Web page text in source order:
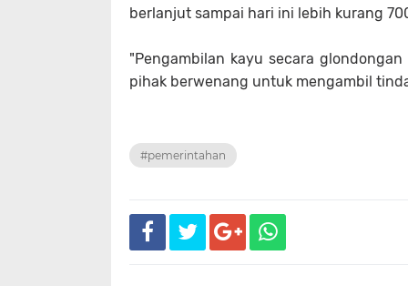
berlanjut sampai hari ini lebih kurang
"Pengambilan kayu secara
pihak berwenang untuk mengambil
#pemerintahan